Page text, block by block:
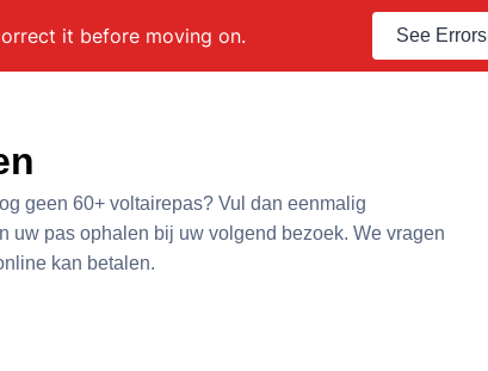
it before moving on. See Errors
geen 60+ voltairepas? Vul dan eenmalig
uw pas ophalen bij uw volgend bezoek. We vragen
kan betalen.